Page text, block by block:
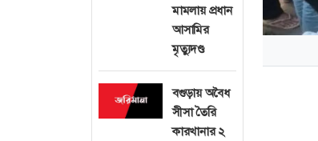
মামলায় প্রধান
আসামির
মৃত্যুদণ্ড
বগুড়ায় অবৈধ
সীসা তৈরি
কারখানার ২